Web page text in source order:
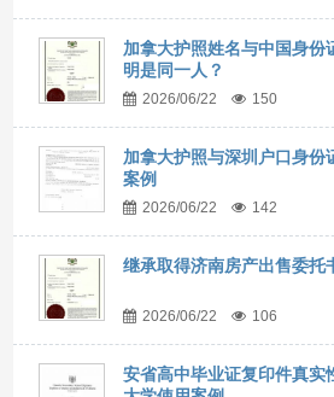
加拿大护照姓名与中国身份
明是同一人？
2026/06/22 150
加拿大护照与深圳户口身份
案例
2026/06/22 142
继承取得济南房产出售委托
2026/06/22 106
安省高中毕业证复印件真实